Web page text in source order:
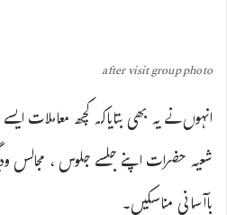
after visit group photo
انہوں نے یہ بھی بتایاکہ کچھ معاملات
شعیہ حضرات اپنے جلسے جلوس ، مجالس